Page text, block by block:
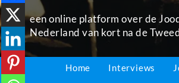
een online platform over de
Nederland van kort na de
Home Interviews